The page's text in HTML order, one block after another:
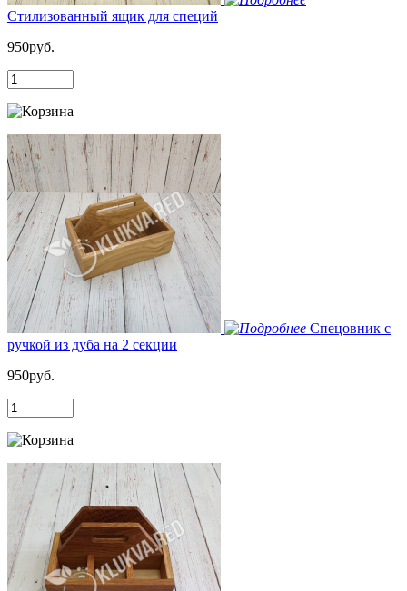
Стилизованный ящик для специй
950руб.
Спецовник с
ручкой из дуба на 2 секции
950руб.